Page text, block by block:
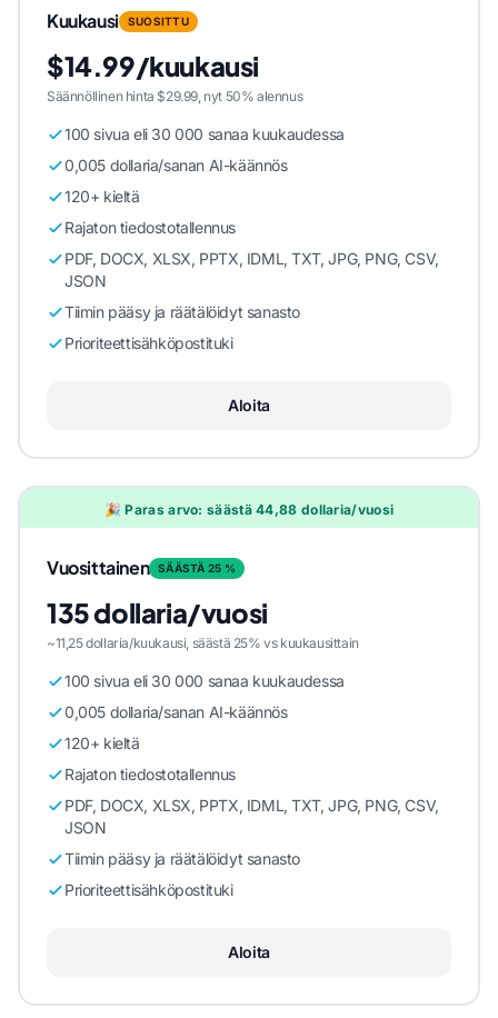
Kuukausi SUOSITTU
$14.99/kuukausi
Säännöllinen hinta $29.99, nyt 50% alennus
100 sivua eli 30 000 sanaa kuukaudessa
0,005 dollaria/sanan AI-käännös
120+ kieltä
Rajaton tiedostotallennus
PDF, DOCX, XLSX, PPTX, IDML, TXT, JPG, PNG, CSV,
JSON
Tiimin pääsy ja räätälöidyt sanasto
Prioriteettisähköpostituki
Aloita
🎉 Paras arvo: säästä 44,88 dollaria/vuosi
Vuosittainen SÄÄSTÄ 25 %
135 dollaria/vuosi
~11,25 dollaria/kuukausi, säästä 25% vs kuukausittain
100 sivua eli 30 000 sanaa kuukaudessa
0,005 dollaria/sanan AI-käännös
120+ kieltä
Rajaton tiedostotallennus
PDF, DOCX, XLSX, PPTX, IDML, TXT, JPG, PNG, CSV,
JSON
Tiimin pääsy ja räätälöidyt sanasto
Prioriteettisähköpostituki
Aloita